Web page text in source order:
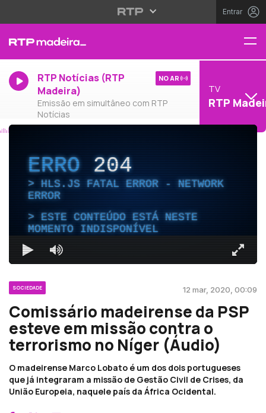
Entrar
RTP Notícias (RTP
Madeira)
Emissão em simultâneo com RTP
Notícias
NO AR
TV
RTP
ERRO204
HLS.JS FATAL ERROR - NETWORK
ERROR
ESTE CONTEÚDO ESTÁ NESTE
MOMENTO INDISPONÍVEL
SOCIEDADE 12 mar, 2020, 00:09
Comissário madeirense da PSP
esteve em missão contra o
terrorismo no Níger (Áudio)
O madeirense Marco Lobato é um dos dois portugueses
que já integraram a missão de Gestão Civil de Crises, da
União Europeia, naquele país da África Ocidental.